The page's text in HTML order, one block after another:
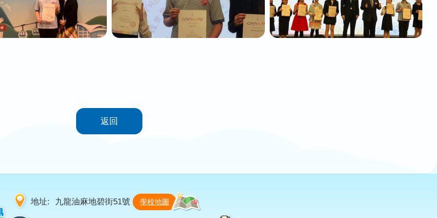
返回
地址: 九龍油麻地碧街51號 學校地圖